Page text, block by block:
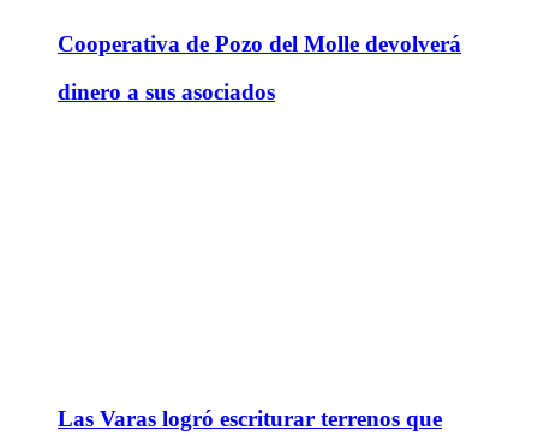
Cooperativa de Pozo del Molle devolverá
dinero a sus asociados
Las Varas logró escriturar terrenos que